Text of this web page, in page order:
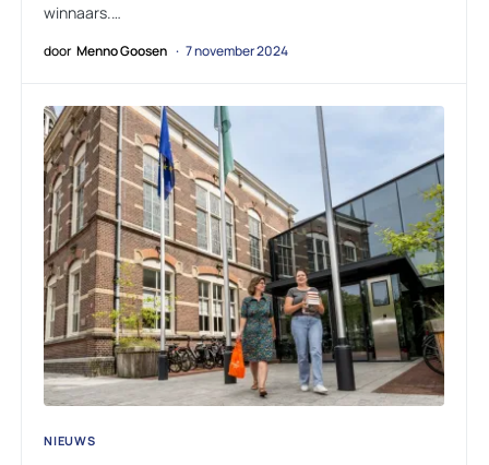
winnaars.…
door Menno Goosen 7 november 2024
NIEUWS